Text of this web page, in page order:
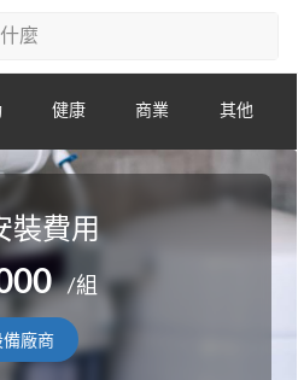
健康 商業 其他
裝費用
/組
廠商